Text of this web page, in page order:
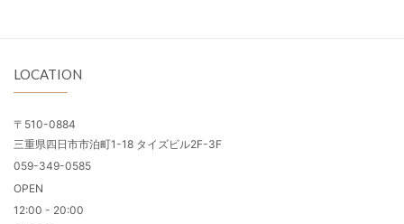
LOCATION
〒510-0884
三重県四日市市泊町1-18 タイズビル2F-3F
059-349-0585
OPEN
12:00 - 20:00